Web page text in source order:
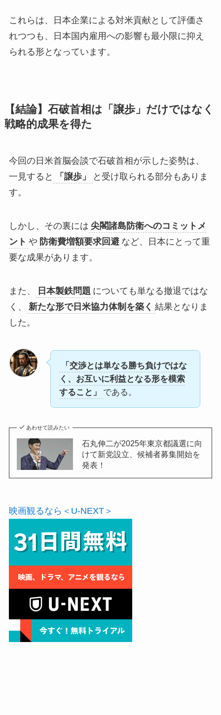
これらは、日本企業による対米貢献として評価さ
れつつも、日本国内雇用への影響も最小限に抑え
られる形となっています。
【結論】石破首相は「譲歩」だけではなく
戦略的成果を得た
今回の日米首脳会談で石破首相が示した姿勢は、
一見すると
「譲歩」
と受け取られる部分もありま
す。
しかし、その裏には 尖閣諸島防衛へのコミットメ
ント や 防衛費増額要求回避 など、日本にとって重
要な成果があります。
また、 日本製鉄問題 についても単なる撤退ではな
く、
新たな形で日米協力体制を築く 結果となりま
した。
「交渉とは単なる勝ち負けではな
く、お互いに利益となる形を模索
すること」
である。
あわせて読みたい
石丸伸二が2025年東京都議選に向
けて新党設立、候補者募集開始を
発表！
映画観るなら＜U-NEXT＞